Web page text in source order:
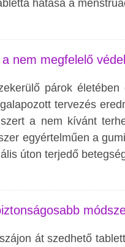
hatása a
nem megfelelő
párok
tervezés
a nem kívánt
egyértelműen a
úton terjedő
át szedhető